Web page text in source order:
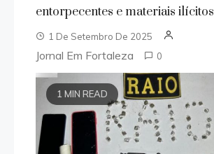
entorpecentes e materiais ilícitos
1 De Setembro De 2025
Jornal Em Fortaleza 0
1 MIN READ